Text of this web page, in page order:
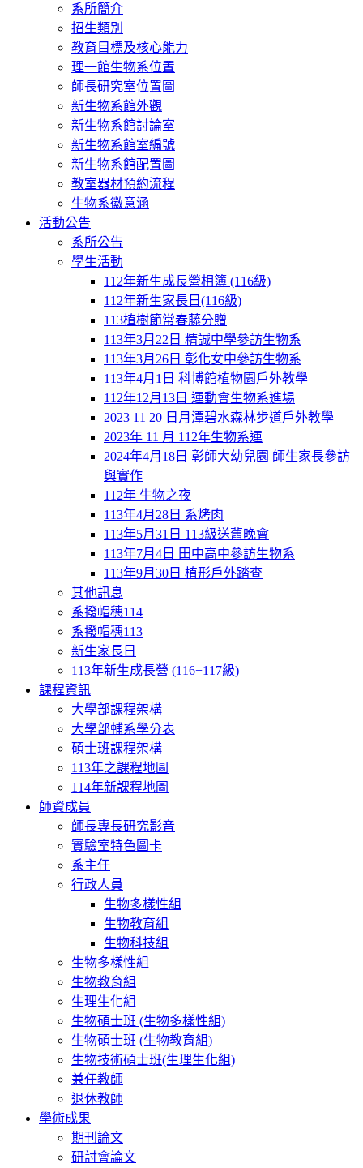
系所簡介
招生類別
教育目標及核心能力
理一館生物系位置
師長研究室位置圖
新生物系館外觀
新生物系館討論室
新生物系館室編號
新生物系館配置圖
教室器材預約流程
生物系徽意涵
活動公告
系所公告
學生活動
112年新生成長營相簿 (116級)
112年新生家長日(116級)
113植樹節常春藤分贈
113年3月22日 精誠中學參訪生物系
113年3月26日 彰化女中參訪生物系
113年4月1日 科博館植物園戶外教學
112年12月13日 運動會生物系進場
2023 11 20 日月潭碧水森林步道戶外教學
2023年 11 月 112年生物系運
2024年4月18日 彰師大幼兒園 師生家長參訪
與實作
112年 生物之夜
113年4月28日 系烤肉
113年5月31日 113級送舊晚會
113年7月4日 田中高中參訪生物系
113年9月30日 植形戶外踏查
其他訊息
系撥帽穗114
系撥帽穗113
新生家長日
113年新生成長營 (116+117級)
課程資訊
大學部課程架構
大學部輔系學分表
碩士班課程架構
113年之課程地圖
114年新課程地圖
師資成員
師長專長研究影音
實驗室特色圖卡
系主任
行政人員
生物多樣性組
生物教育組
生物科技組
生物多樣性組
生物教育組
生理生化組
生物碩士班 (生物多樣性組)
生物碩士班 (生物教育組)
生物技術碩士班(生理生化組)
兼任教師
退休教師
學術成果
期刊論文
研討會論文